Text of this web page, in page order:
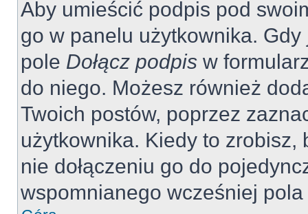
Aby umieścić podpis pod
go w panelu użytkownika.
pole Dołącz podpis w
do niego. Możesz również
Twoich postów, poprzez
użytkownika. Kiedy to zrobisz,
nie dołączeniu go do
wspomnianego wcześniej